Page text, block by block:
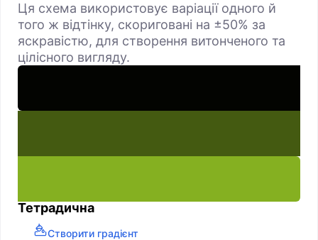
Ця схема використовує варіації одного й
того ж відтінку, скориговані на ±50% за
яскравістю, для створення витонченого та
цілісного вигляду.
Тетрадична
Створити градієнт